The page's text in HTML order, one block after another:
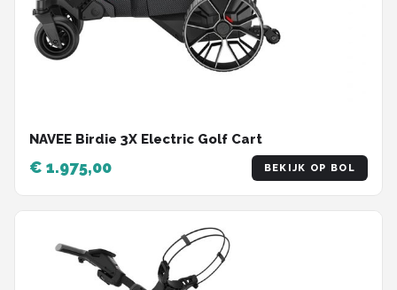
NAVEE Birdie 3X Electric Golf Cart
€ 1.975,00 BEKIJK OP BOL